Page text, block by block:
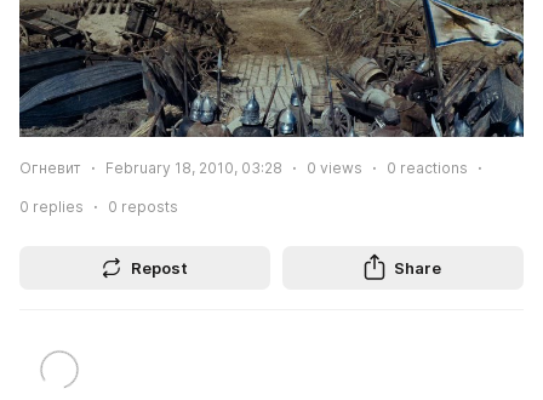
Огневит February 18, 2010, 03:28 0 views 0 reactions
0 replies 0 reposts
Repost Share